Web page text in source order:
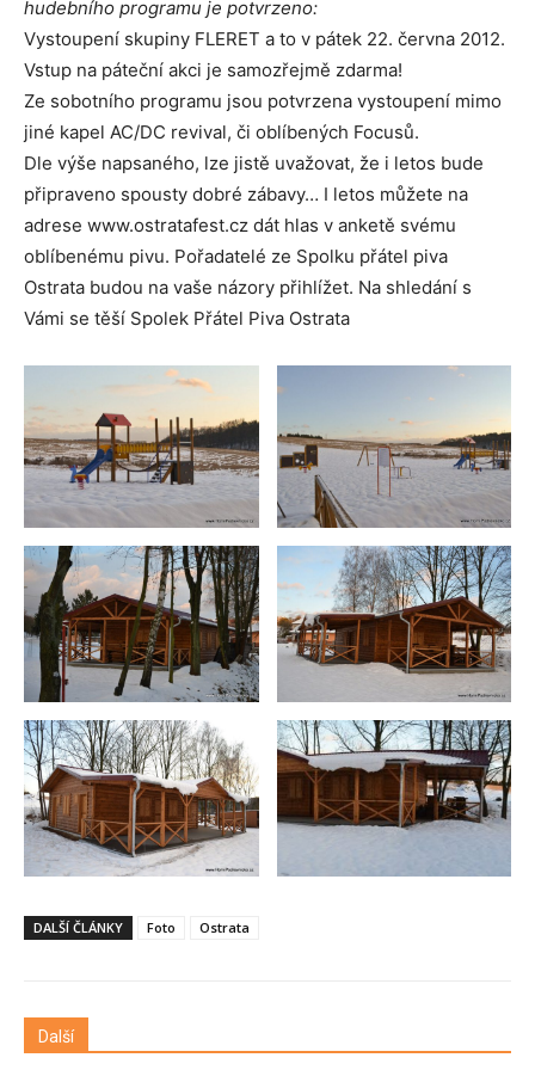
hudebního programu je potvrzeno:
Vystoupení skupiny FLERET a to v pátek 22. června 2012.
Vstup na páteční akci je samozřejmě zdarma!
Ze sobotního programu jsou potvrzena vystoupení mimo
jiné kapel AC/DC revival, či oblíbených Focusů.
Dle výše napsaného, lze jistě uvažovat, že i letos bude
připraveno spousty dobré zábavy… I letos můžete na
adrese www.ostratafest.cz dát hlas v anketě svému
oblíbenému pivu. Pořadatelé ze Spolku přátel piva
Ostrata budou na vaše názory přihlížet. Na shledání s
Vámi se těší Spolek Přátel Piva Ostrata
DALŠÍ ČLÁNKY Foto Ostrata
Další